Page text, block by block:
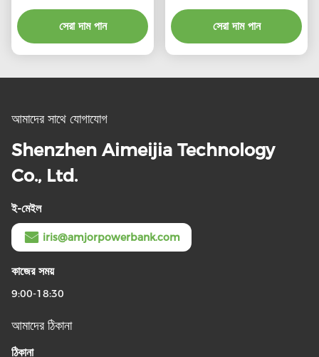
10000mah মাল্টি রঙ
সেরা দাম পান
পোর্টেবল চার্জার
সেরা দাম পান
আমাদের সাথে যোগাযোগ
Shenzhen Aimeijia Technology
Co., Ltd.
ই-মেইল
iris@amjorpowerbank.com
কাজের সময়
9:00-18:30
আমাদের ঠিকানা
ঠিকানা